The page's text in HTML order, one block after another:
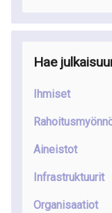
Hae
Ihmiset
Aineistot
Infrastruktuurit
Organisaatiot